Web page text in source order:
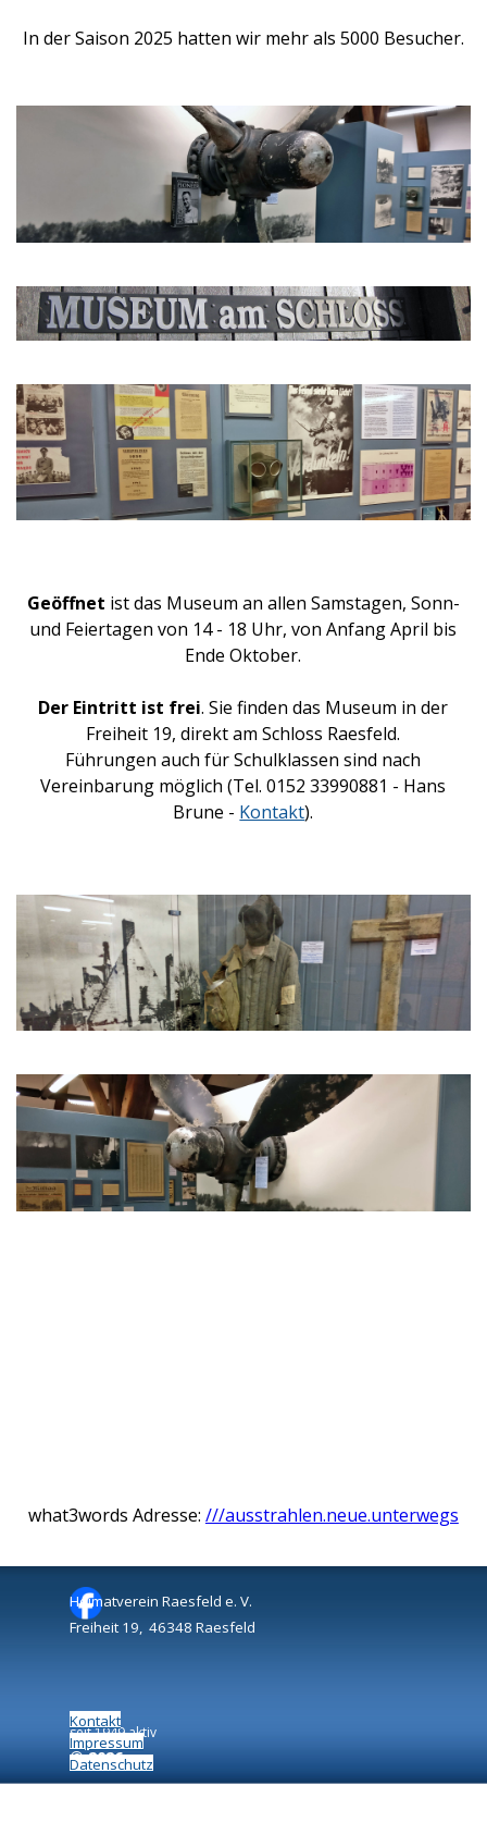
In der Saison 2025 hatten wir mehr als 5000 Besucher.
Geöffnet ist das Museum an allen Samstagen, Sonn-
und Feiertagen von 14 - 18 Uhr, von Anfang April bis
Ende Oktober.
Der Eintritt ist frei. Sie finden das Museum in der
Freiheit 19, direkt am Schloss Raesfeld.
Führungen auch für Schulklassen sind nach
Vereinbarung möglich (Tel. 0152 33990881 - Hans
Brune - Kontakt).
what3words Adresse: ///ausstrahlen.neue.unterwegs
Heimatverein Raesfeld e. V.
Freiheit 19, 46348 Raesfeld
seit 1949 aktiv
© 2026
Kontakt
Impressum
Datenschutz